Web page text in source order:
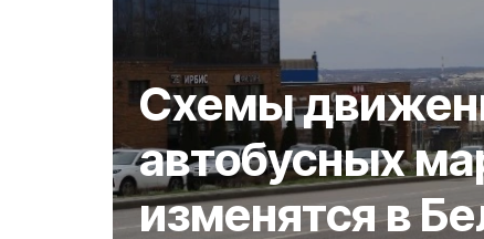
Схемы
автобусных
изменятся в